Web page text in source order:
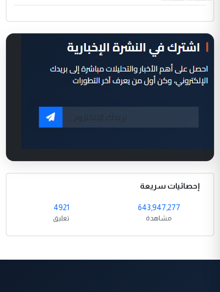
إحصائيات سريعة
643,947,277
مشاهدة
4921
تعليق